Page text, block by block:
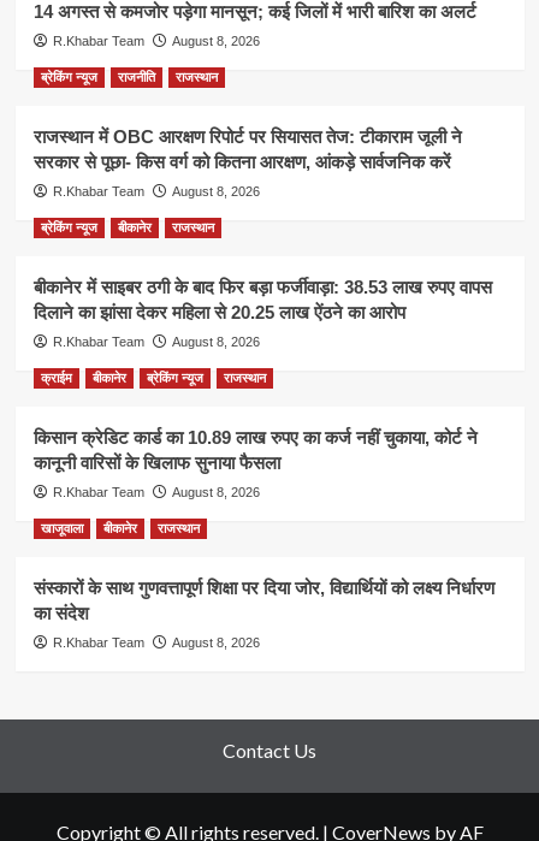
14 अगस्त से कमजोर पड़ेगा मानसून; कई जिलों में भारी बारिश का अलर्ट
R.Khabar Team August 8, 2026
ब्रेकिंग न्यूज राजनीति राजस्थान
राजस्थान में OBC आरक्षण रिपोर्ट पर सियासत तेज: टीकाराम जूली ने
सरकार से पूछा- किस वर्ग को कितना आरक्षण, आंकड़े सार्वजनिक करें
R.Khabar Team August 8, 2026
ब्रेकिंग न्यूज बीकानेर राजस्थान
बीकानेर में साइबर ठगी के बाद फिर बड़ा फर्जीवाड़ा: 38.53 लाख रुपए वापस
दिलाने का झांसा देकर महिला से 20.25 लाख ऐंठने का आरोप
R.Khabar Team August 8, 2026
क्राईम बीकानेर ब्रेकिंग न्यूज राजस्थान
किसान क्रेडिट कार्ड का 10.89 लाख रुपए का कर्ज नहीं चुकाया, कोर्ट ने
कानूनी वारिसों के खिलाफ सुनाया फैसला
R.Khabar Team August 8, 2026
खाजूवाला बीकानेर राजस्थान
संस्कारों के साथ गुणवत्तापूर्ण शिक्षा पर दिया जोर, विद्यार्थियों को लक्ष्य निर्धारण
का संदेश
R.Khabar Team August 8, 2026
Contact Us
Copyright © All rights reserved. | CoverNews by AF